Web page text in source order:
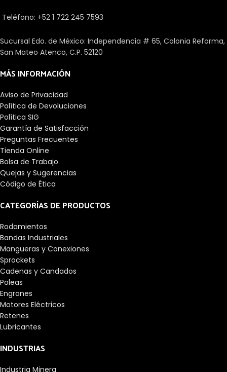
Teléfono: +52 1 722 245 7593
Sucursal Edo. de México: Independencia # 65, Colonia Reforma,
San Mateo Atenco, C.P. 52120
MÁS INFORMACIÓN
Aviso de Privacidad
Política de Devoluciones
Política SIG
Garantía de Satisfacción
Preguntas Frecuentes
Tienda Online
Bolsa de Trabajo
Quejas y Sugerencias
Código de Ética
CATEGORÍAS DE PRODUCTOS
Rodamientos
Bandas Industriales
Mangueras y Conexiones
Sprockets
Cadenas y Candados
Poleas
Engranes
Motores Eléctricos
Retenes
Lubricantes
INDUSTRIAS
Industria Minera